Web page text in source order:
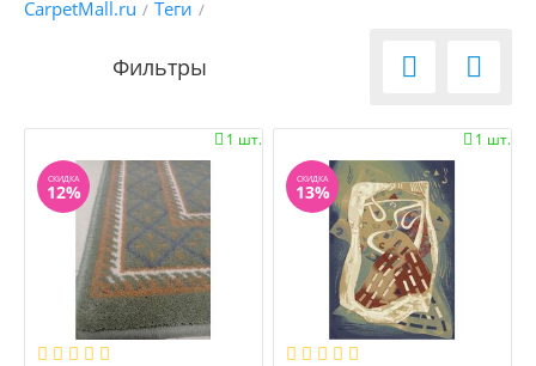
CarpetMall.ru / Теги /
 
1 шт.

СКИДКА
12%
1 шт.

СКИДКА
13%